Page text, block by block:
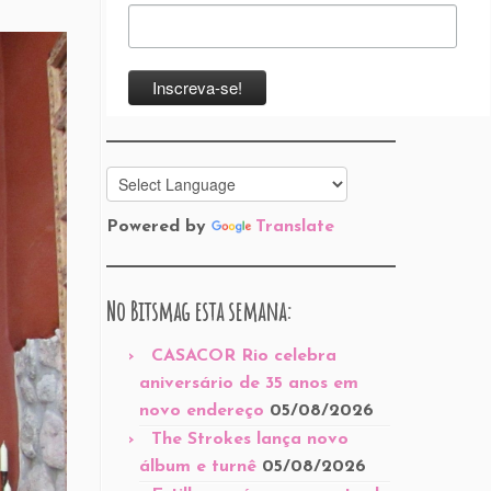
Powered by Translate
No Bitsmag esta semana:
CASACOR Rio celebra
aniversário de 35 anos em
novo endereço 05/08/2026
The Strokes lança novo
álbum e turnê 05/08/2026